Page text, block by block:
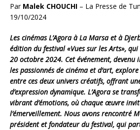
Par Malek CHOUCHI – La Presse de
19/10/2024
Les cinémas L’Agora à La Marsa et à
édition du festival «Vues sur les Arts»,
20 octobre 2024. Cet événement,
les passionnés de cinéma et d’art,
entre ces deux univers créatifs, offrant
d’expression dynamique. L’Agora se
vibrant d’émotions, où chaque œuvre
l’émerveillement. Nous avons rencontré
président et fondateur du festival, qui